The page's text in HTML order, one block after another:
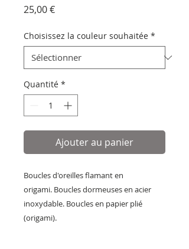
25,00 €Prix
Choisissez la couleur souhaitée *
Quantité *
Ajouter au panier
Boucles d'oreilles flamant en
origami. Boucles dormeuses en acier
inoxydable. Boucles en papier plié
(origami).